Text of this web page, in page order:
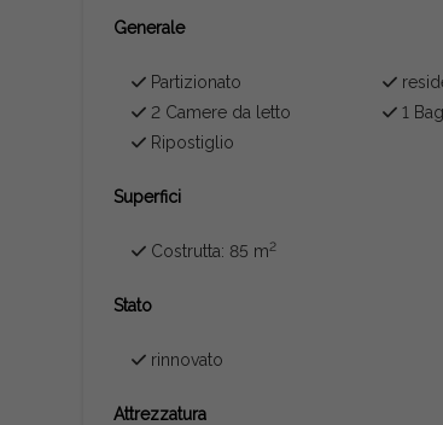
Generale
Partizionato
2 Camere da letto
1
Ripostiglio
Superfici
Costrutta: 85 m2
Stato
rinnovato
Attrezzatura